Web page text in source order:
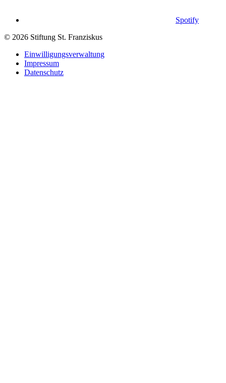
Spotify
© 2026 Stiftung St. Franziskus
Einwilligungsverwaltung
Impressum
Datenschutz